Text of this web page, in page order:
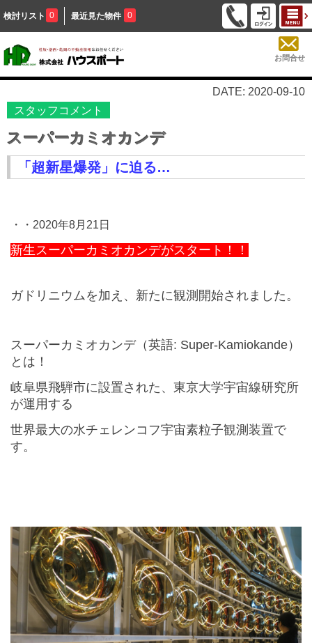
検討リスト 0 最近見た物件 0
お問合せ
DATE: 2020-09-10
スタッフコメント
スーパーカミオカンデ
「超新星爆発」に迫る…
・・ 2020年8月 21 日
新生スーパーカミオカンデがスタート！！
ガドリニウムを加え、新たに観測開始されました。
スーパーカミオカンデ（英語: Super-Kamiokande）
とは！
岐阜県飛騨市に設置された、東京大学宇宙線研究所
が運用する
世界最大の水チェレンコフ宇宙素粒子観測装置で
す。